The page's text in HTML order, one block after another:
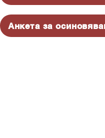
Анкета за